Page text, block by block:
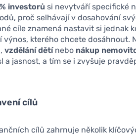
investorů si nevytváří specifické
proč selhávají v dosahování
cíle znamená nastavit si jednak
výnos, kterého chcete dosáhnout.
,vzdělání dětínebo nákup
a jasnost, a tím se i zvyšuje
cílů
cílů zahrnuje několik